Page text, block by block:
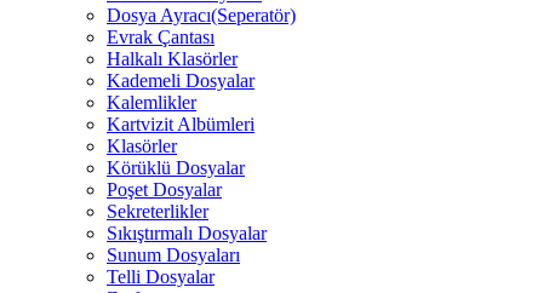
Dosya Ayracı(Seperatör)
Evrak Çantası
Halkalı Klasörler
Kademeli Dosyalar
Kalemlikler
Kartvizit Albümleri
Klasörler
Körüklü Dosyalar
Poşet Dosyalar
Sekreterlikler
Sıkıştırmalı Dosyalar
Sunum Dosyaları
Telli Dosyalar